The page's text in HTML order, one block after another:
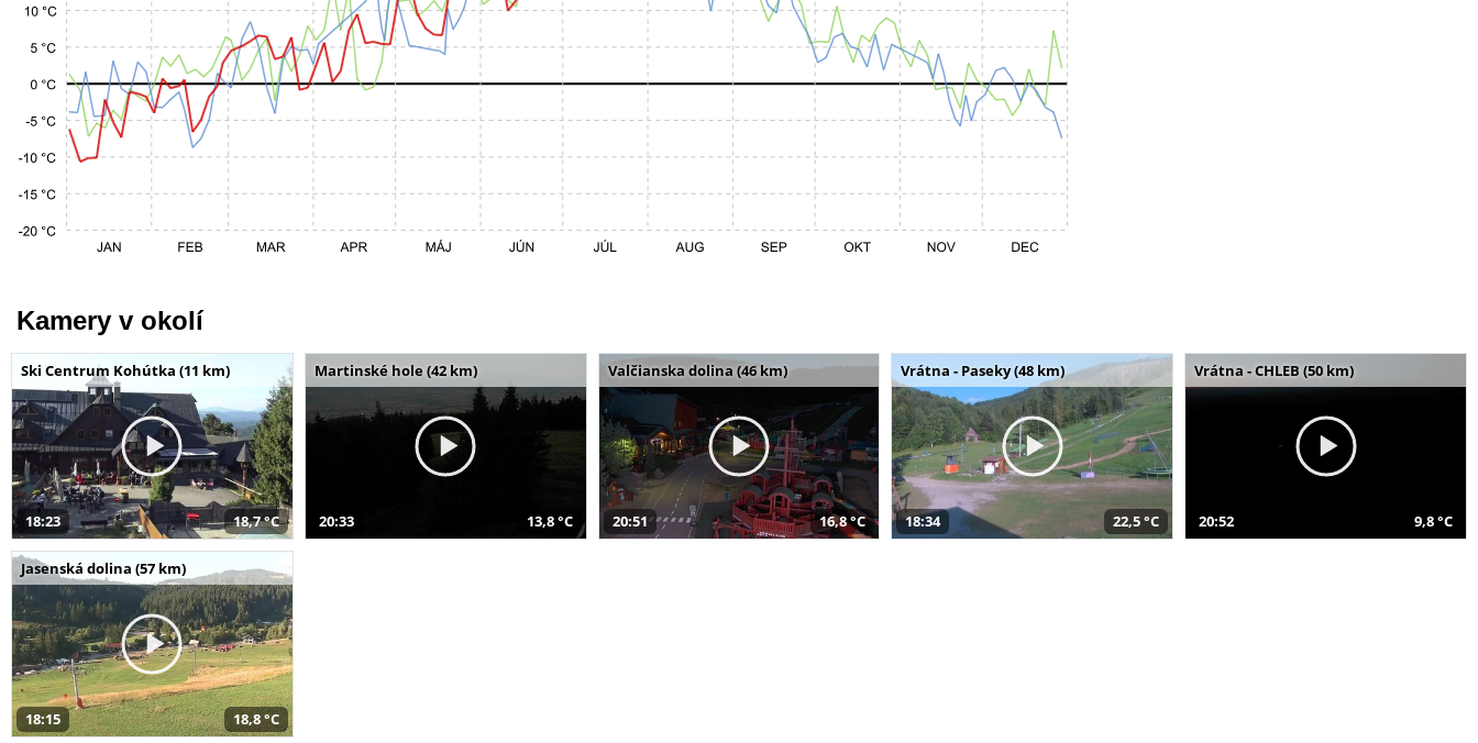
Kamery v okolí
Ski Centrum Kohútka (11 km)
18:23 18,7 °C
Martinské hole (42 km)
20:33 13,8 °C
Valčianska dolina (46 km)
20:51 16,8 °C
Vrátna - Paseky (48 km)
18:34 22,5 °C
Vrátna - CHLEB (50 km)
20:52 9,8 °C
Jasenská dolina (57 km)
18:15 18,8 °C